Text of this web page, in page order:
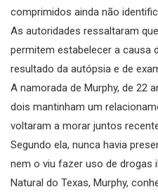
comprimidos ainda não
As autoridades ressaltaram
permitem estabelecer a causa
resultado da autópsia e de
A namorada de Murphy, de 22
dois mantinham um
voltaram a morar juntos
Segundo ela, nunca havia
nem o viu fazer uso de drogas
Natural do Texas, Murphy,